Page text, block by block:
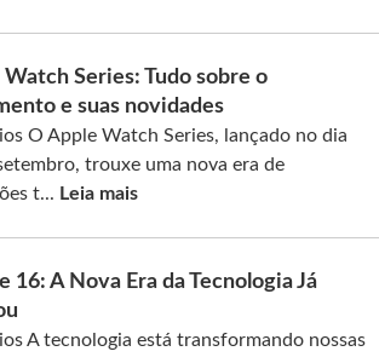
Series: Tudo sobre o
e suas novidades
O Apple Watch Series, lançado no dia
trouxe uma nova era de
t... Leia mais
16: A Nova Era da Tecnologia Já
A tecnologia está transformando nossas